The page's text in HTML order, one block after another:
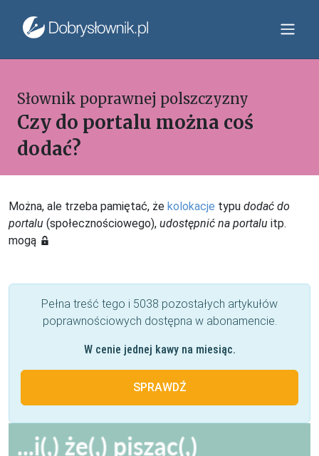
Słownik poprawnej polszczyzny
Czy do portalu można coś
dodać?
Można, ale trzeba pamiętać, że kolokacje typu dodać do
portalu (społecznościowego), udostępnić na portalu itp.
mogą
Pełna treść tego i 5038 pozostałych artykułów
poprawnościowych dostępna w abonamencie.
W cenie jednej kawy na miesiąc.
SPRAWDŹ